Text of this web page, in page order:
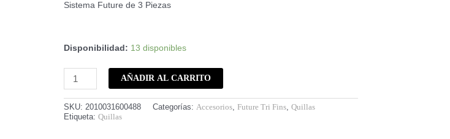
Sistema Future de 3 Piezas
Disponibilidad: 13 disponibles
AÑADIR AL CARRITO
SKU: 2010031600488 Categorías: Accesorios, Future Tri Fins, Quillas
Etiqueta: Quillas